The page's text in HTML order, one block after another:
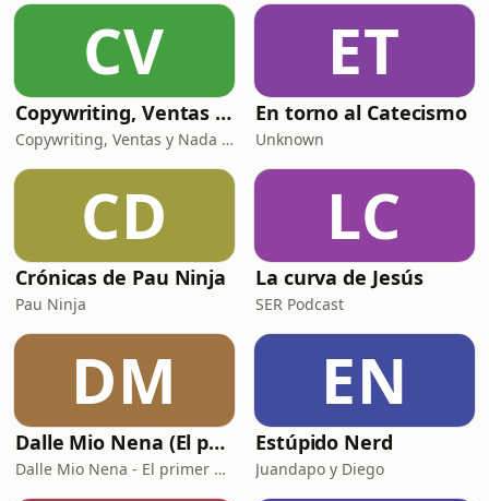
tanto como nosotros grabándolo.
CV
Copywriting, Ventas y Nada que perder
Copywriting, Ventas y Nada que Perder
ET
En torno al Catecismo
Unknown
CD
Crónicas de Pau Ninja
Pau Ninja
LC
La curva de Jesús
SER Podcast
DM
Dalle Mio Nena (El primer podcast rural de España)
Dalle Mio Nena - El primer podcast rural de España
EN
Estúpido Nerd
Juandapo y Diego